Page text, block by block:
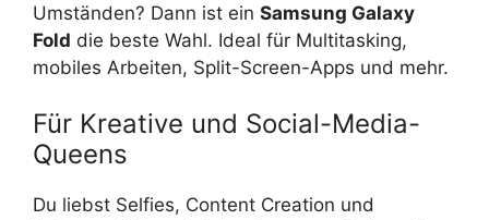
Umständen? Dann ist ein Samsung Galaxy
Fold die beste Wahl. Ideal für Multitasking,
mobiles Arbeiten, Split-Screen-Apps und mehr.
Für Kreative und Social-Media-
Queens
Du liebst Selfies, Content Creation und